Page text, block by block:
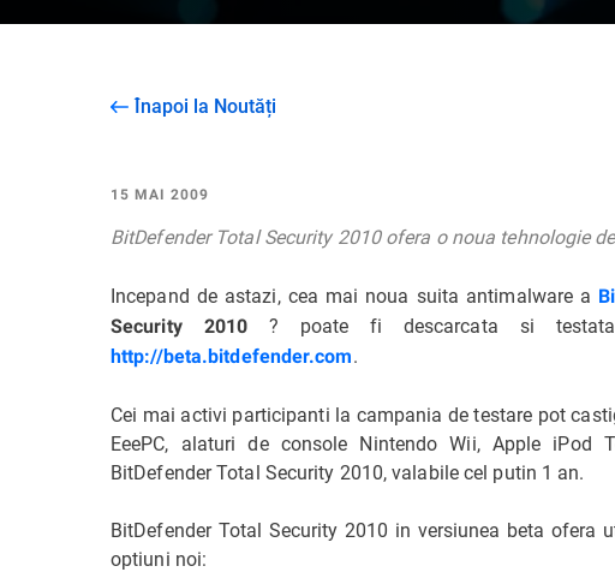
Înapoi la Noutăți
15 MAI 2009
BitDefender Total Security 2010 ofera o noua tehnologie
Incepand de astazi, cea mai noua suita antimalware a
Security 2010? poate fi descarcata si
http://beta.bitdefender.com.
Cei mai activi participanti la campania de testare pot
EeePC, alaturi de console Nintendo Wii, Apple iPod
BitDefender Total Security 2010, valabile cel putin 1 an.
BitDefender Total Security 2010 in versiunea beta
optiuni noi: